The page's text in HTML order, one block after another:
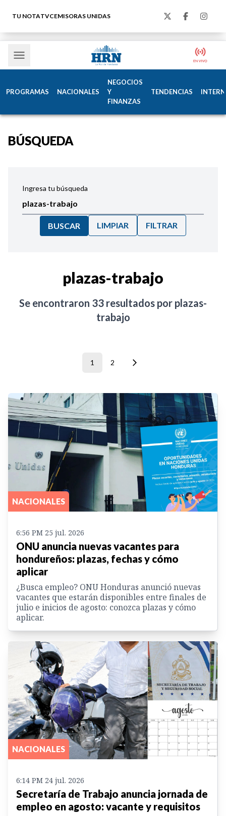
TU NOTATVCEMISORAS UNIDAS
PROGRAMAS NACIONALES
NEGOCIOS
Y
FINANZAS
TENDENCIAS
BÚSQUEDA
Ingresa tu búsqueda
BUSCAR LIMPIAR FILTRAR
plazas-trabajo
Se encontraron 33 resultados por plazas-
trabajo
1 2
NACIONALES
6:56 PM 25 jul. 2026
ONU anuncia nuevas vacantes para
hondureños: plazas, fechas y cómo
aplicar
¿Busca empleo? ONU Honduras anunció nuevas
vacantes que estarán disponibles entre finales de
julio e inicios de agosto: conozca plazas y cómo
aplicar.
NACIONALES
6:14 PM 24 jul. 2026
Secretaría de Trabajo anuncia jornada de
empleo en agosto: vacante y requisitos